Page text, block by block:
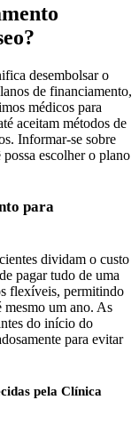
desembolsar o
de financiamento,
médicos para
aceitam métodos de
Informar-se sobre
escolher o plano
para
dividam o custo
pagar tudo de uma
flexíveis, permitindo
mesmo um ano. As
do início do
para evitar
pela Clínica